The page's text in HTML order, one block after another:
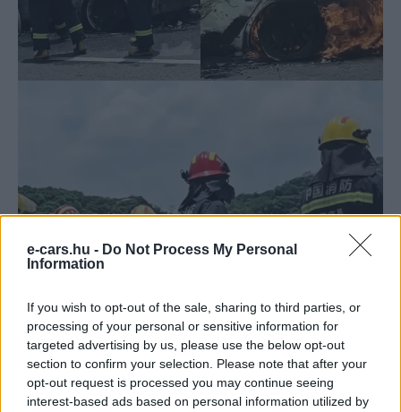
e-cars.hu - Do Not Process My Personal
Information
If you wish to opt-out of the sale, sharing to third parties, or
processing of your personal or sensitive information for
targeted advertising by us, please use the below opt-out
section to confirm your selection. Please note that after your
opt-out request is processed you may continue seeing
interest-based ads based on personal information utilized by